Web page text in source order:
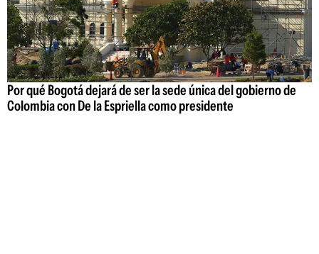
Por qué Bogotá dejará de ser la sede única del gobierno de
Colombia con De la Espriella como presidente